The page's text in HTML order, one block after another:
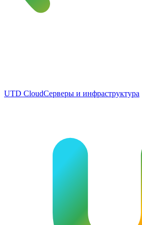
UTD CloudСерверы и инфраструктура